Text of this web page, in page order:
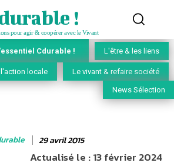
!
pour agir & coopérer avec le Vivant
Cdurable ! L'être & les liens
locale Le vivant & refaire société
News Sélection
29 avril 2015
Actualisé le :13 février 2024